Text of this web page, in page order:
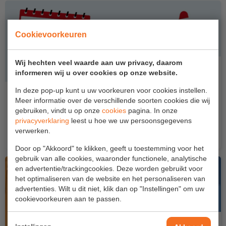
Cookievoorkeuren
Wij hechten veel waarde aan uw privacy, daarom
informeren wij u over cookies op onze website.
In deze pop-up kunt u uw voorkeuren voor cookies instellen.
Meer informatie over de verschillende soorten cookies die wij
gebruiken, vindt u op onze cookies pagina. In onze
privacyverklaring leest u hoe we uw persoonsgegevens
verwerken.
Door op "Akkoord" te klikken, geeft u toestemming voor het
gebruik van alle cookies, waaronder functionele, analytische
en advertentie/trackingcookies. Deze worden gebruikt voor
het optimaliseren van de website en het personaliseren van
advertenties. Wilt u dit niet, klik dan op "Instellingen" om uw
cookievoorkeuren aan te passen.
Aanmelden Inspectiewekker
OVER ONS
Vestigingen
Werken bij ons
Product video's
SUPPORT
Handleidingen
Bewust veilig dag spotlight - Werken met
hoogwerkers
"Veilig gedrag werkt iedere dag" en soms heb je extra
hulp...